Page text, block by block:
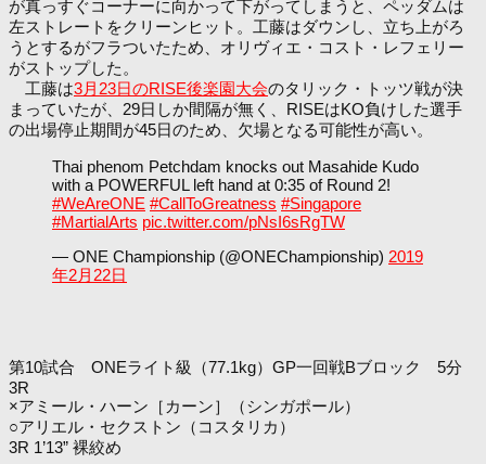
が真っすぐコーナーに向かって下がってしまうと、ペッダムは
左ストレートをクリーンヒット。工藤はダウンし、立ち上がろ
うとするがフラついたため、オリヴィエ・コスト・レフェリー
がストップした。
工藤は3月23日のRISE後楽園大会のタリック・トッツ戦が決
まっていたが、29日しか間隔が無く、RISEはKO負けした選手
の出場停止期間が45日のため、欠場となる可能性が高い。
Thai phenom Petchdam knocks out Masahide Kudo
with a POWERFUL left hand at 0:35 of Round 2!
#WeAreONE #CallToGreatness #Singapore
#MartialArts pic.twitter.com/pNsI6sRgTW
— ONE Championship (@ONEChampionship) 2019
年2月22日
第10試合 ONEライト級（77.1kg）GP一回戦Bブロック 5分
3R
×アミール・ハーン［カーン］（シンガポール）
○アリエル・セクストン（コスタリカ）
3R 1’13” 裸絞め